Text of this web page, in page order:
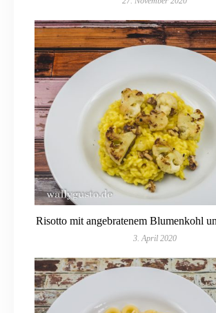
Risotto mit angebratenem Blumenkohl
3. April 2020